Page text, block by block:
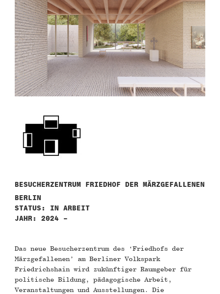
BESUCHERZENTRUM FRIEDHOF DER MÄRZGEFALLENEN
BERLIN
STATUS: IN ARBEIT
JAHR: 2024 –
Das neue Besucherzentrum des ‘Friedhofs der
Märzgefallenen’ am Berliner Volkspark
Friedrichshain wird zukünftiger Raumgeber für
politische Bildung, pädagogische Arbeit,
Veranstaltungen und Ausstellungen. Die